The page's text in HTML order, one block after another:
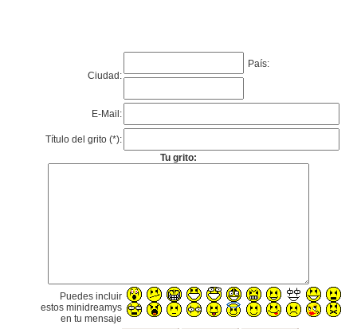
Ciudad:
País:
E-Mail:
Título del grito (*):
Tu grito:
Puedes incluir
estos minidreamys
en tu mensaje